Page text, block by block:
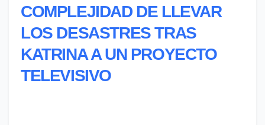
COMPLEJIDAD DE LLEVAR
LOS DESASTRES TRAS
KATRINA A UN PROYECTO
TELEVISIVO